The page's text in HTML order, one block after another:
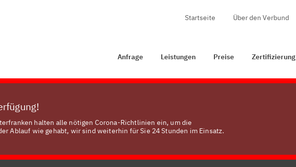
BÜRGERTELEFON
Startseite Über den Verbund
Anfrage Leistungen Preise Zertifizierung
halten alle nötigen Corona-Richtlinien ein, um die
Ablauf wie gehabt, wir sind weiterhin für Sie 24 Stunden im Einsatz.